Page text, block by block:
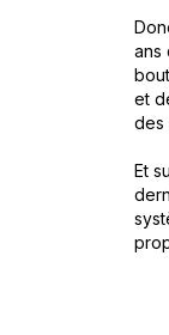
ans
et
des
Et